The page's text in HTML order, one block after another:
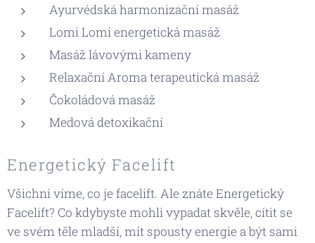
Ayurvédská harmonizační masáž
Lomi Lomi energetická masáž
Masáž lávovými kameny
Relaxační Aroma terapeutická masáž
Čokoládová masáž
Medová detoxikační
Energetický Facelift
Všichni víme, co je facelift. Ale znáte Energetický
Facelift? Co kdybyste mohli vypadat skvěle, cítit se
ve svém těle mladší, mít spousty energie a být sami